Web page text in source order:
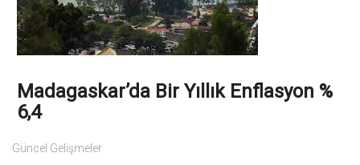
Madagaskar’da Bir Yıllık Enflasyon %
6,4
Güncel Gelişmeler